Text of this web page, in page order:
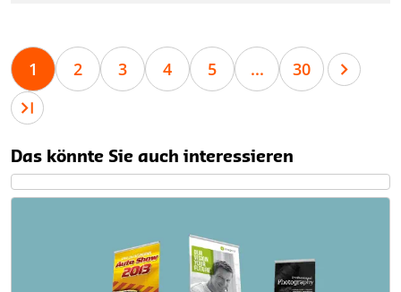
1 2 3 4 5 ... 30
Das könnte Sie auch interessieren